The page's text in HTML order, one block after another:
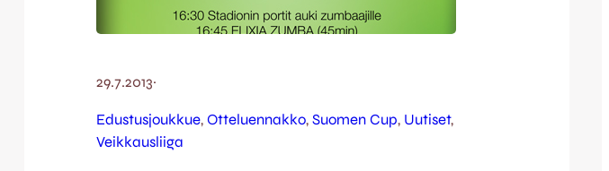
29.7.2013·
Edustusjoukkue, Otteluennakko, Suomen Cup, Uutiset
Veikkausliiga